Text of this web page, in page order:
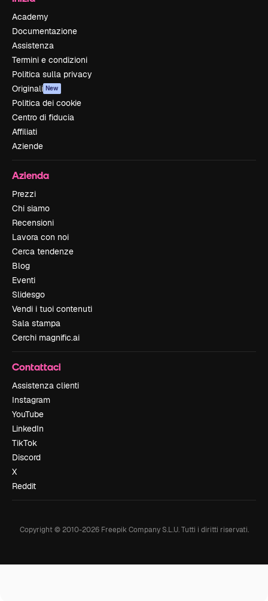
Academy
Documentazione
Assistenza
Termini e condizioni
Politica sulla privacy
Originali New
Politica dei cookie
Centro di fiducia
Affiliati
Aziende
Azienda
Prezzi
Chi siamo
Recensioni
Lavora con noi
Cerca tendenze
Blog
Eventi
Slidesgo
Vendi i tuoi contenuti
Sala stampa
Cerchi magnific.ai
Contattaci
Assistenza clienti
Instagram
YouTube
LinkedIn
TikTok
Discord
X
Reddit
Copyright © 2010-2026Freepik Company S.L.U. Tutti i diritti riservati.